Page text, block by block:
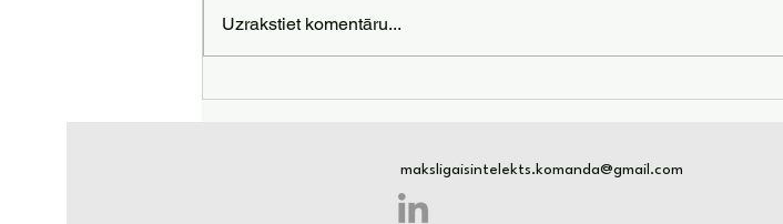
Uzrakstiet komentāru...
maksligaisintelekts.komanda@gmail.com